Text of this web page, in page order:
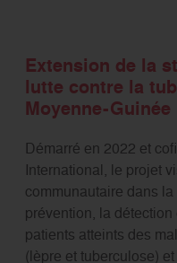
Extension de la
lutte contre la
Moyenne-Guinée
Démarré en 2022 et
International, le projet
communautaire dans
prévention, la
patients atteints des
(lèpre et tuberculose)